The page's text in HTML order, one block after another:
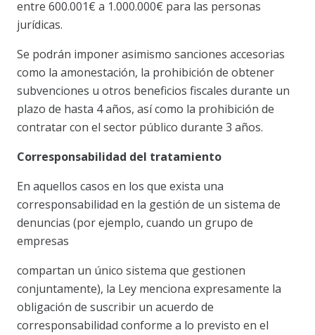
entre 600.001€ a 1.000.000€ para las personas
jurídicas.
Se podrán imponer asimismo sanciones accesorias
como la amonestación, la prohibición de obtener
subvenciones u otros beneficios fiscales durante un
plazo de hasta 4 años, así como la prohibición de
contratar con el sector público durante 3 años.
Corresponsabilidad del tratamiento
En aquellos casos en los que exista una
corresponsabilidad en la gestión de un sistema de
denuncias (por ejemplo, cuando un grupo de
empresas
compartan un único sistema que gestionen
conjuntamente), la Ley menciona expresamente la
obligación de suscribir un acuerdo de
corresponsabilidad conforme a lo previsto en el